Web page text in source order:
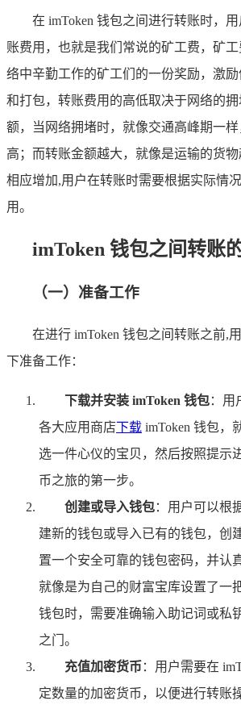
在 imToken 钱包之间进行转账时，
账费用，也就是我们常说的矿工费，矿
络中辛勤工作的矿工们的一份奖励，激
和打包，转账费用的高低取决于网络的
额，当网络拥堵时，就像交通高峰期一
高；而转账金额越大，就像是运输的货
相应增加,用户在转账时需要根据实际情
用。
imToken 钱包之间转账
（一）准备工作
在进行 imToken 钱包之间转账之前,
下准备工作：
下载并安装 imToken 钱包：用
各大应用商店下载 imToken 钱包，
选一件心仪的宝贝，然后按照提示
币之旅的第一步。
创建或导入钱包：用户可以根
建新的钱包或导入已有的钱包，创
置一个安全可靠的钱包密码，并认
就像是为自己的财富宝库设置了一
钱包时，需要准确输入助记词或私
之门。
充值加密货币 ：用户需要在
定数量的加密货币，以便进行转账